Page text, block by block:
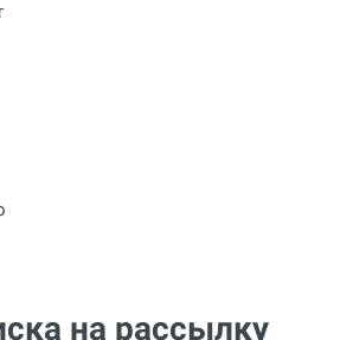
на рассылку